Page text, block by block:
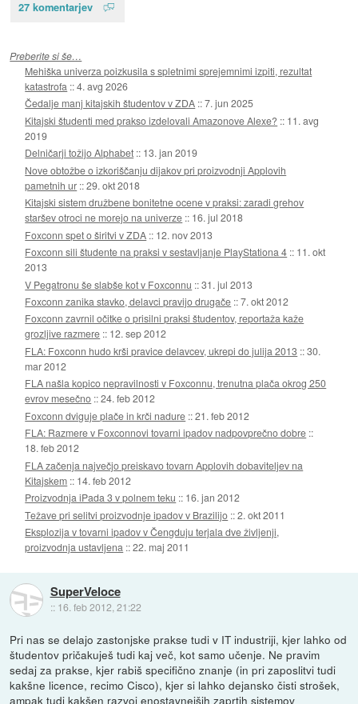
27 komentarjev
Preberite si še…
Mehiška univerza poizkusila s spletnimi sprejemnimi izpiti, rezultat
katastrofa ::4. avg 2026
Čedalje manj kitajskih študentov v ZDA ::7. jun 2025
Kitajski študenti med prakso izdelovali Amazonove Alexe? :: 11. avg
2019
Delničarji tožijo Alphabet :: 13. jan 2019
Nove obtožbe o izkoriščanju dijakov pri proizvodnji Applovih
pametnih ur ::29. okt 2018
Kitajski sistem družbene bonitetne ocene v praksi: zaradi grehov
staršev otroci ne morejo na univerze :: 16. jul 2018
Foxconn spet o širitvi v ZDA :: 12. nov 2013
Foxconn sili študente na praksi v sestavljanje PlayStationa 4 :: 11. okt
2013
V Pegatronu še slabše kot v Foxconnu ::31. jul 2013
Foxconn zanika stavko, delavci pravijo drugače ::7. okt 2012
Foxconn zavrnil očitke o prisilni praksi študentov, reportaža kaže
grozljive razmere :: 12. sep 2012
FLA: Foxconn hudo krši pravice delavcev, ukrepi do julija 2013 ::30.
mar 2012
FLA našla kopico nepravilnosti v Foxconnu, trenutna plača okrog 250
evrov mesečno ::24. feb 2012
Foxconn dviguje plače in krči nadure ::21. feb 2012
FLA: Razmere v Foxconnovi tovarni ipadov nadpovprečno dobre ::
18. feb 2012
FLA začenja največjo preiskavo tovarn Applovih dobaviteljev na
Kitajskem :: 14. feb 2012
Proizvodnja iPada 3 v polnem teku :: 16. jan 2012
Težave pri selitvi proizvodnje ipadov v Brazilijo ::2. okt 2011
Eksplozija v tovarni ipadov v Čengduju terjala dve življenji,
proizvodnja ustavljena ::22. maj 2011
SuperVeloce
:: 16. feb 2012, 21:22
Pri nas se delajo zastonjske prakse tudi v IT industriji, kjer lahko od
študentov pričakuješ tudi kaj več, kot samo učenje. Ne pravim
sedaj za prakse, kjer rabiš specifično znanje (in pri zaposlitvi tudi
kakšne licence, recimo Cisco), kjer si lahko dejansko čisti strošek,
ampak tudi kakšen razvoj enostavnejših zaprtih sistemov